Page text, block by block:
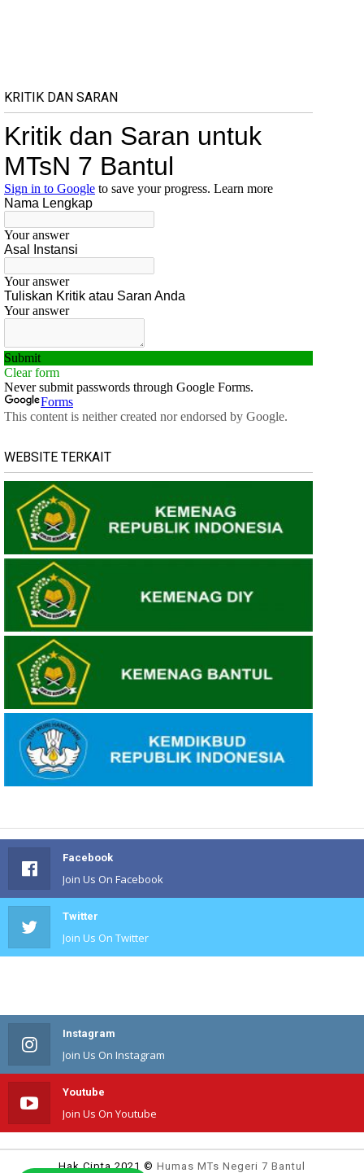
KRITIK DAN SARAN
WEBSITE TERKAIT
Facebook
Join Us On Facebook
Twitter
Join Us On Twitter
Instagram
Join Us On Instagram
Youtube
Join Us On Youtube
Hak Cipta 2021 © Humas MTs Negeri 7 Bantul